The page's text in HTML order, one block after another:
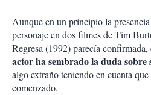
Aunque en un principio la
personaje en dos filmes de Tim
Regresa (1992) parecía confirmada,
actor ha sembrado la duda sobre
algo extraño teniendo en cuenta
comenzado.